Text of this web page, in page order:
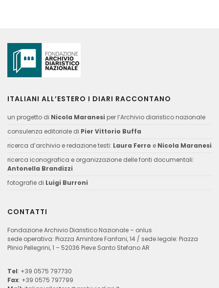
ITALIANI ALL’ESTERO I DIARI RACCONTANO
un progetto di Nicola Maranesi per l’Archivio diaristico nazionale
consulenza editoriale di Pier Vittorio Buffa
ricerca d’archivio e redazione testi: Laura Ferro e Nicola Maranesi
ricerca iconografica e organizzazione delle fonti documentali:
Antonella Brandizzi
fotografie di Luigi Burroni
CONTATTI
Fondazione Archivio Diaristico Nazionale – onlus
sede operativa: Piazza Amintore Fanfani, 14 / sede legale: Piazza
Plinio Pellegrini, 1 – 52036 Pieve Santo Stefano AR
Tel: +39 0575 797730
Fax: +39 0575 797799